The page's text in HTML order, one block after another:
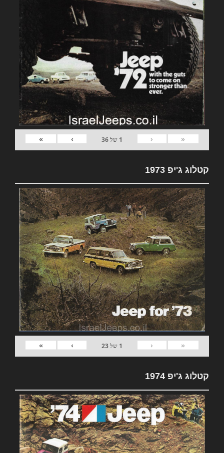
«
‹
1 של36
›
»
קטלוג ג'יפ 1973
«
‹
1 של23
›
»
קטלוג ג'יפ 1974